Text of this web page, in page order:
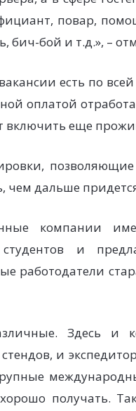
повар,
бич-бой и т.д.», –
есть по
оплатой
включить еще
чем дальше
компании
и
работодатели
Здесь и
и
получать.